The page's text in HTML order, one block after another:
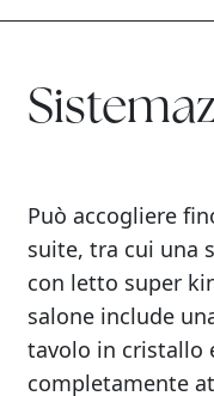
Può accogliere
suite, tra cui una
con letto super
salone include
tavolo in cristallo
completamente